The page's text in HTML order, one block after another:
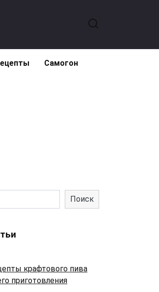
Самогон
Поиск
крафтового пива
приготовления